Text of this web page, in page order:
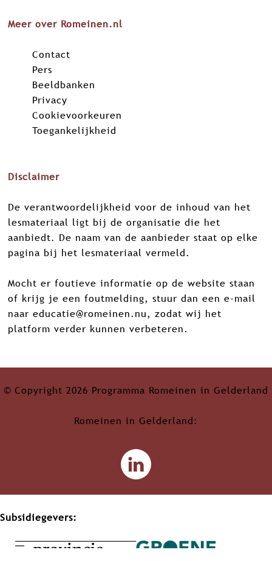
Meer over Romeinen.nl
Contact
Pers
Beeldbanken
Privacy
Cookievoorkeuren
Toegankelijkheid
Disclaimer
De verantwoordelijkheid voor de inhoud van het
lesmateriaal ligt bij de organisatie die het
aanbiedt. De naam van de aanbieder staat op elke
pagina bij het lesmateriaal vermeld.
Mocht er foutieve informatie op de website staan
of krijg je een foutmelding, stuur dan een e-mail
naar educatie@romeinen.nu, zodat wij het
platform verder kunnen verbeteren.
© Copyright 2026 Programma Romeinen in Gelderland
Romeinen in Gelderland:
L
d
Subsidiegevers: